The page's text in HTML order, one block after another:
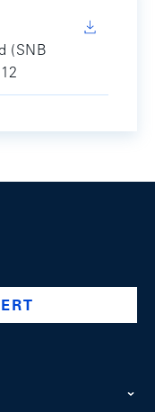
(SNB
swiss-national-
@swissnationalbank